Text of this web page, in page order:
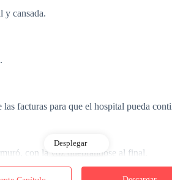
y cansada.
facturas para que el hospital pueda
con la voz quebrándose al final.
Desplegar